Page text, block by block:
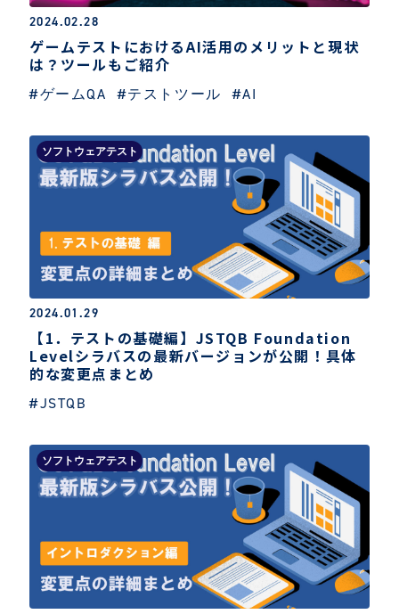
2024.02.28
ゲームテストにおけるAI活用のメリットと現状
は？ツールもご紹介
#ゲームQA #テストツール #AI
ソフトウェアテスト
2024.01.29
【1．テストの基礎編】JSTQB Foundation
Levelシラバスの最新バージョンが公開！具体
的な変更点まとめ
#JSTQB
ソフトウェアテスト